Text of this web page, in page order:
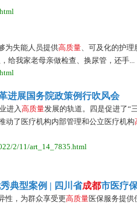
为失能人员提供高质量、可及化的护理
给我家老母亲做检查、换尿管，还手...
进展国务院政策例行吹风会
进入高质量发展的轨道。四是促进了“
动了医疗机构内部管理和公立医疗机构
2/11/art_14_7835.html
典型案例 | 四川省成都市医疗
性，为群众享受更高质量医保服务提供